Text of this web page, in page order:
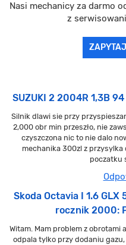
Nasi mechanicy za darmo
z
SUZUKI 2 2004R 1,3B
Silnik dlawi sie przy
2,000 obr min przeszło, nie
czyszczona nic to nie dalo
mechanika 300zl z
poczatku
Skoda Octavia I 1.6 GLX
rocznik 2000:
Witam. Mam problem z
odpala tylko przy dodaniu